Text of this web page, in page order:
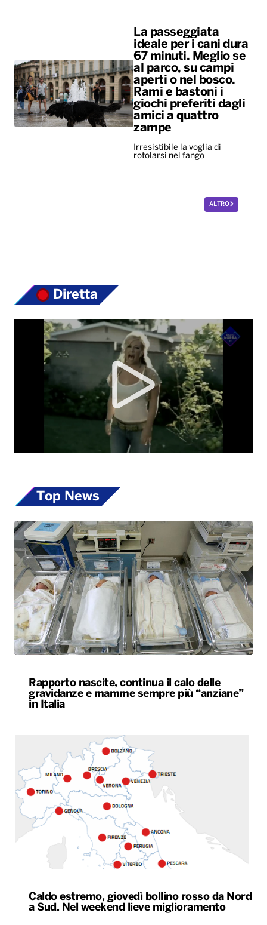
La passeggiata
ideale per i cani dura
67 minuti. Meglio se
al parco, su campi
aperti o nel bosco.
Rami e bastoni i
giochi preferiti dagli
amici a quattro
zampe
Irresistibile la voglia di
rotolarsi nel fango
ALTRO
Diretta
Top News
Rapporto nascite, continua il calo delle
gravidanze e mamme sempre più “anziane”
in Italia
Caldo estremo, giovedì bollino rosso da Nord
a Sud. Nel weekend lieve miglioramento